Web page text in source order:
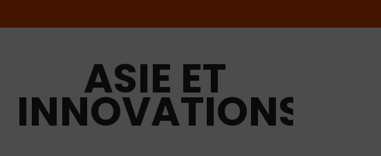
ASIE ET
INNOVATIONS